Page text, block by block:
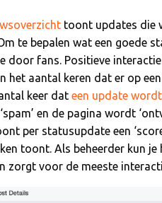
toont updates die
te bepalen wat een goede
door fans. Positieve
het aantal keren dat er op
keer dat een update
en de pagina wordt
per statusupdate een
toont. Als beheerder kun
zorgt voor de meeste